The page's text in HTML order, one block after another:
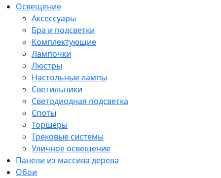
Освещение
Аксессуары
Бра и подсветки
Комплектующие
Лампочки
Люстры
Настольные лампы
Светильники
Светодиодная подсветка
Споты
Торшеры
Трековые системы
Уличное освещение
Панели из массива дерева
Обои